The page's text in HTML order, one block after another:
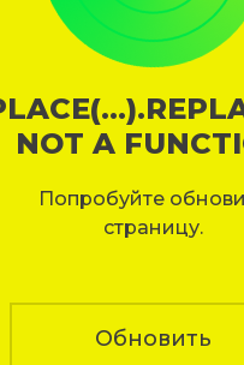
NOT A
Попробуйте
страницу.
Обновить